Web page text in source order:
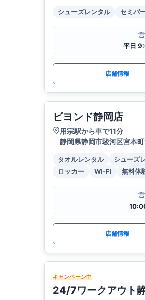
シューズレンタル セミパ
平日
店舗情報
ビヨンド静岡店
用宗駅から車で11分
静岡県静岡市駿河区宮本
タオルレンタル シューズ
ロッカー
Wi-Fi 無料体
店舗情報
キャンペーン中
24/7ワークアウト